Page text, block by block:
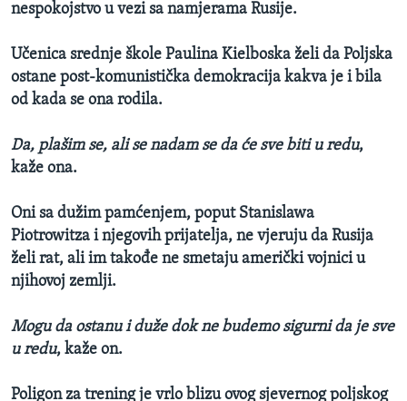
nespokojstvo u vezi sa namjerama Rusije.
Učenica srednje škole Paulina Kielboska želi da Poljska
ostane post-komunistička demokracija kakva je i bila
od kada se ona rodila.
Da, plašim se, ali se nadam se da će sve biti u redu,
kaže ona.
Oni sa dužim pamćenjem, poput Stanislawa
Piotrowitza i njegovih prijatelja, ne vjeruju da Rusija
želi rat, ali im takođe ne smetaju američki vojnici u
njihovoj zemlji.
Mogu da ostanu i duže dok ne budemo sigurni da je sve
u redu, kaže on.
Poligon za trening je vrlo blizu ovog sjevernog poljskog